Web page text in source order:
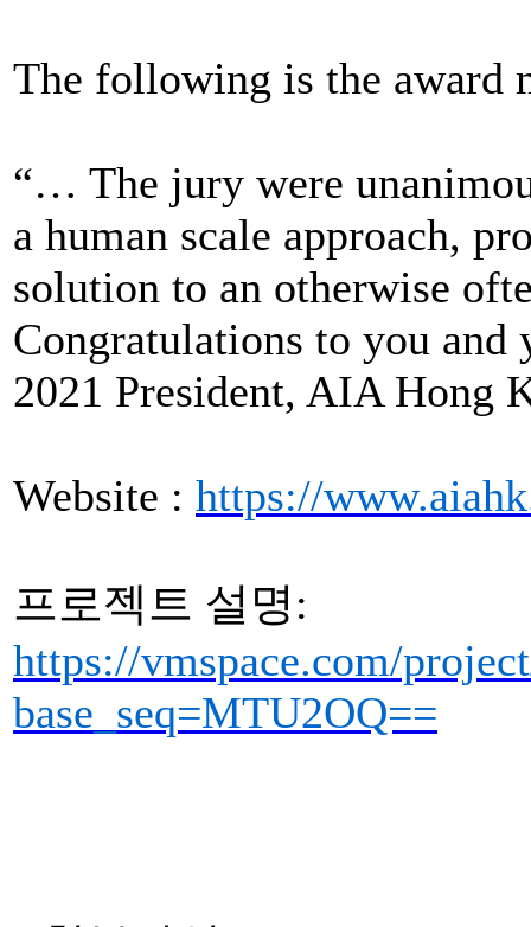
The following is the award
“… The jury were
a human scale approach,
solution to an otherwise
Congratulations to you
2021 President, AIA Hong
Website : https://
프로젝트 설명:
https://vmspace.com/
base_seq=MTU2OQ==